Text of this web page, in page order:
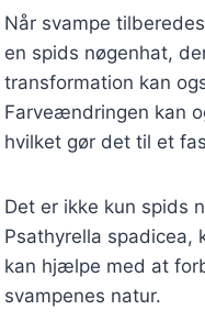
Når svampe
en spids nøgenhat,
transformation kan
Farveændringen kan
hvilket gør det til et
Det er ikke kun spids
Psathyrella
kan hjælpe med at
svampenes natur.